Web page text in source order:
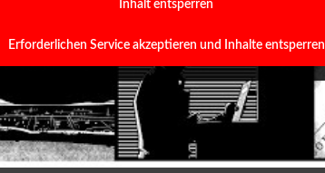
Inhalt entsperren
Erforderlichen Service akzeptieren und Inhalte entsperren